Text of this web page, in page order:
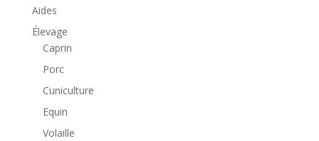
Aides
Élevage
Caprin
Porc
Cuniculture
Equin
Volaille